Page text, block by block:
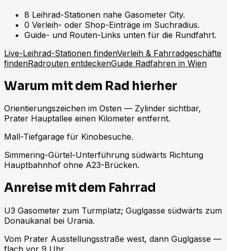
8 Leihrad-Stationen nahe Gasometer City.
0 Verleih- oder Shop-Einträge im Suchradius.
Guide- und Routen-Links unten für die Rundfahrt.
Live-Leihrad-Stationen findenVerleih & Fahrradgeschäfte
findenRadrouten entdeckenGuide Radfahren in Wien
Warum mit dem Rad hierher
Orientierungszeichen im Osten — Zylinder sichtbar,
Prater Hauptallee einen Kilometer entfernt.
Mall-Tiefgarage für Kinobesuche.
Simmering-Gürtel-Unterführung südwärts Richtung
Hauptbahnhof ohne A23-Brücken.
Anreise mit dem Fahrrad
U3 Gasometer zum Turmplatz; Guglgasse südwärts zum
Donaukanal bei Urania.
Vom Prater Ausstellungsstraße west, dann Guglgasse —